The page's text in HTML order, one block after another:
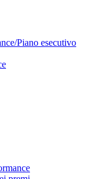
Piano esecutivo